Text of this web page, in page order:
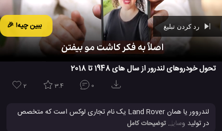
ببین چیه! 🎉
Ad -
تحول خودروهای لندرور از سال های 1948 تا 2018
2 3.4 0
لندروور یا همان Land Rover یک نام تجاری لوکس است که متخصص
در تولید وسایل نقلیه چهار چرخ می باشد و در اصل متعلق به شرکت
... توضیحات کامل